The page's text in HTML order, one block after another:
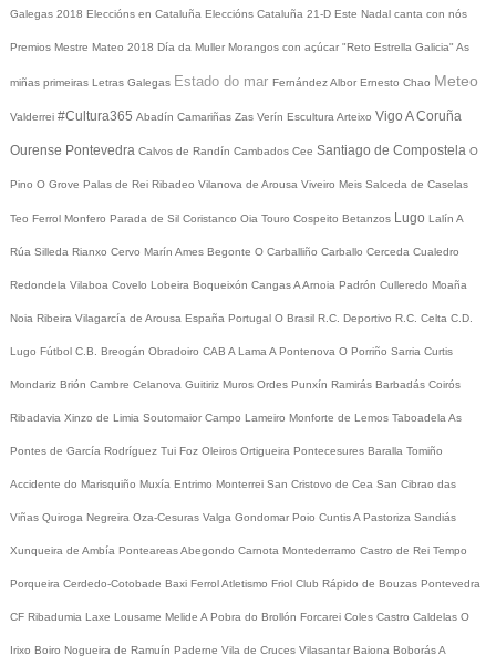
Galegas 2018 Eleccións en Cataluña Eleccións Cataluña 21-D Este Nadal canta con nós
Premios Mestre Mateo 2018 Día da Muller Morangos con açúcar "Reto Estrella Galicia" As
miñas primeiras Letras Galegas Estado do mar Fernández Albor Ernesto Chao Meteo
Valderrei #Cultura365 Abadín Camariñas Zas Verín Escultura Arteixo Vigo A Coruña
Ourense Pontevedra Calvos de Randín Cambados Cee Santiago de Compostela O
Pino O Grove Palas de Rei Ribadeo Vilanova de Arousa Viveiro Meis Salceda de Caselas
Teo Ferrol Monfero Parada de Sil Coristanco Oia Touro Cospeito Betanzos Lugo Lalín A
Rúa Silleda Rianxo Cervo Marín Ames Begonte O Carballiño Carballo Cerceda Cualedro
Redondela Vilaboa Covelo Lobeira Boqueixón CangasA Arnoia Padrón Culleredo Moaña
Noia Ribeira Vilagarcía de Arousa España Portugal O Brasil R.C. Deportivo R.C. Celta C.D.
Lugo Fútbol C.B. Breogán Obradoiro CAB A Lama A Pontenova O Porriño Sarria Curtis
Mondariz Brión Cambre Celanova Guitiriz Muros Ordes Punxín Ramirás Barbadás Coirós
Ribadavia Xinzo de Limia Soutomaior Campo Lameiro Monforte de Lemos Taboadela As
Pontes de García Rodríguez Tui Foz Oleiros Ortigueira Pontecesures Baralla Tomiño
Accidente do Marisquiño Muxía Entrimo Monterrei San Cristovo de Cea San Cibrao das
Viñas Quiroga Negreira Oza-Cesuras Valga Gondomar Poio CuntisA Pastoriza Sandiás
Xunqueira de Ambía PonteareasAbegondo Carnota Montederramo Castro de Rei Tempo
Porqueira Cerdedo-Cotobade Baxi FerrolAtletismo Friol Club Rápido de Bouzas Pontevedra
CF Ribadumia Laxe Lousame Melide A Pobra do Brollón Forcarei Coles Castro Caldelas O
Irixo Boiro Nogueira de Ramuín Paderne Vila de Cruces Vilasantar Baiona BoborásA